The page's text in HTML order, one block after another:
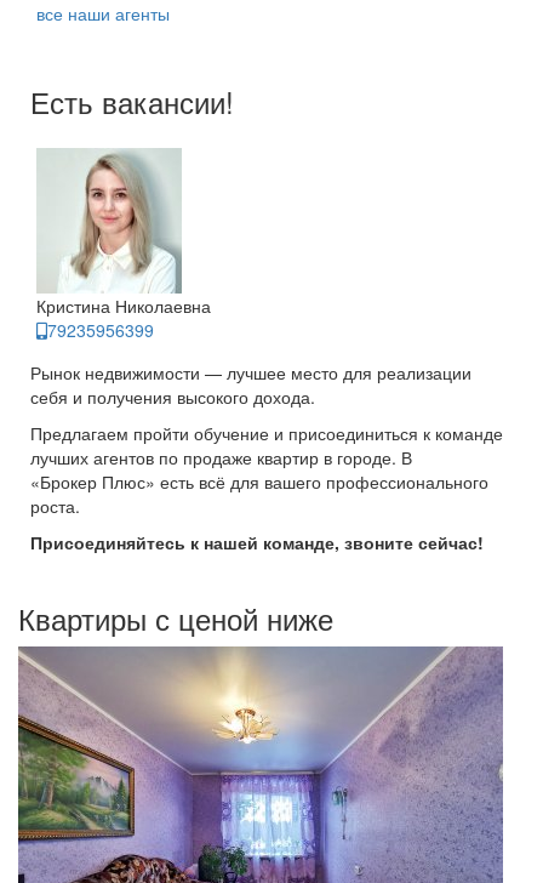
все наши агенты
Есть вакансии!
Кристина Николаевна
79235956399
Рынок недвижимости — лучшее место для реализации
себя и получения высокого дохода.
Предлагаем пройти обучение и присоединиться к команде
лучших агентов по продаже квартир в городе. В
«Брокер Плюс» есть всё для вашего профессионального
роста.
Присоединяйтесь к нашей команде, звоните сейчас!
Квартиры с ценой ниже